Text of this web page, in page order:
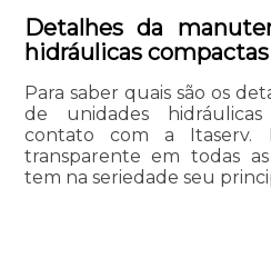
Detalhes da
hidráulicas
Para saber quais são os
de unidades
contato com a Itaserv.
transparente em todas
tem na seriedade seu